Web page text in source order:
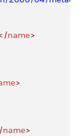
name>
>
name>